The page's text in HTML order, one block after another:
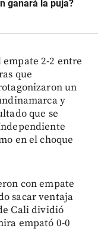
ganará la puja?
empate 2-2 entre
que
un
y
que se
en el choque
con empate
sacar ventaja
Cali dividió
empató 0-0